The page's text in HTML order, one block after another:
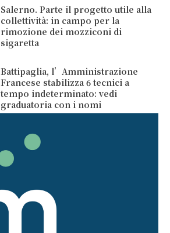
Salerno. Parte il progetto utile alla
collettività: in campo per la
rimozione dei mozziconi di
sigaretta
Battipaglia, l’Amministrazione
Francese stabilizza 6 tecnici a
tempo indeterminato: vedi
graduatoria con i nomi